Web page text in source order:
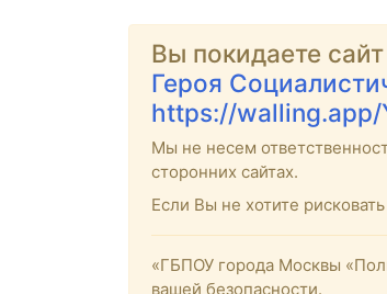
Вы покидаете сайт
Героя
https://
Мы не несем
сторонних сайтах.
Если Вы не хотите
«ГБПОУ города Москвы
вашей безопасности.